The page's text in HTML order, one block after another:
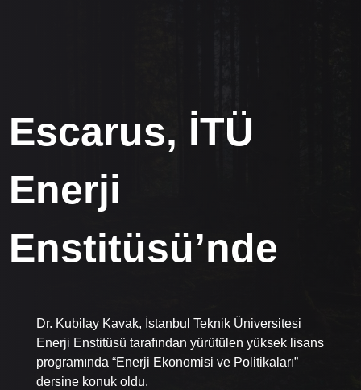
Escarus, İTÜ
Enerji
Enstitüsü’nde
Dr. Kubilay Kavak, İstanbul Teknik Üniversitesi
Enerji Enstitüsü tarafından yürütülen yüksek lisans
programında “Enerji Ekonomisi ve Politikaları”
dersine konuk oldu.